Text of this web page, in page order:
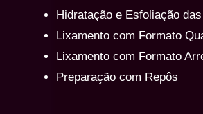
Hidratação e Esfoliação
Lixamento com Formato
Lixamento com Formato
Preparação com Repôs